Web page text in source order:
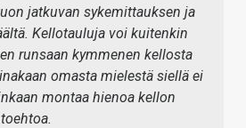
jatkuvan sykemittauksen ja
Kellotauluja voi kuitenkin
runsaan kymmenen kellosta
omasta mielestä siellä ei
montaa hienoa kellon